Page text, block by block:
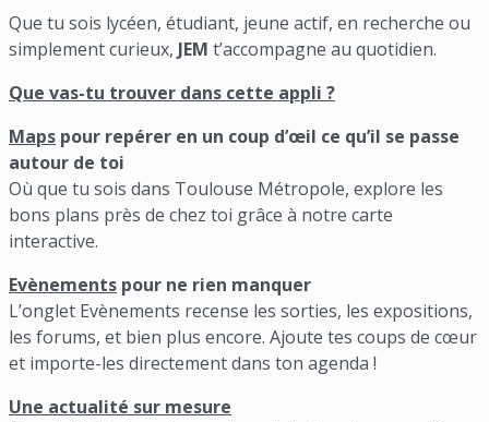
Que tu sois lycéen, étudiant, jeune actif, en recherche ou
simplement curieux, JEM t’accompagne au quotidien.
Que vas-tu trouver dans cette appli ?
Maps pour repérer en un coup d’œil ce qu’il se passe
autour de toi
Où que tu sois dans Toulouse Métropole, explore les
bons plans près de chez toi grâce à notre carte
interactive.
Evènements pour ne rien manquer
L’onglet Evènements recense les sorties, les expositions,
les forums, et bien plus encore. Ajoute tes coups de cœur
et importe-les directement dans ton agenda !
Une actualité sur mesure